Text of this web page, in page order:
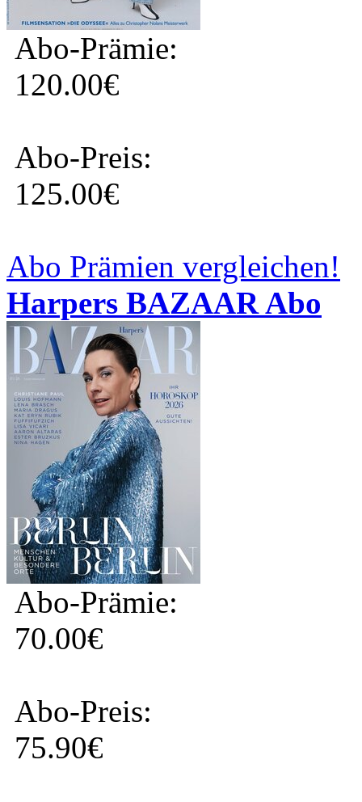
Abo-Prämie:
120.00€
Abo-Preis:
125.00€
Abo Prämien vergleichen!
Harpers BAZAAR Abo
Abo-Prämie:
70.00€
Abo-Preis:
75.90€